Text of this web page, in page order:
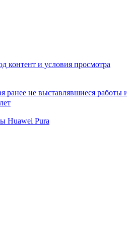
контент и условия просмотра
не выставлявшиеся
Huawei Pura